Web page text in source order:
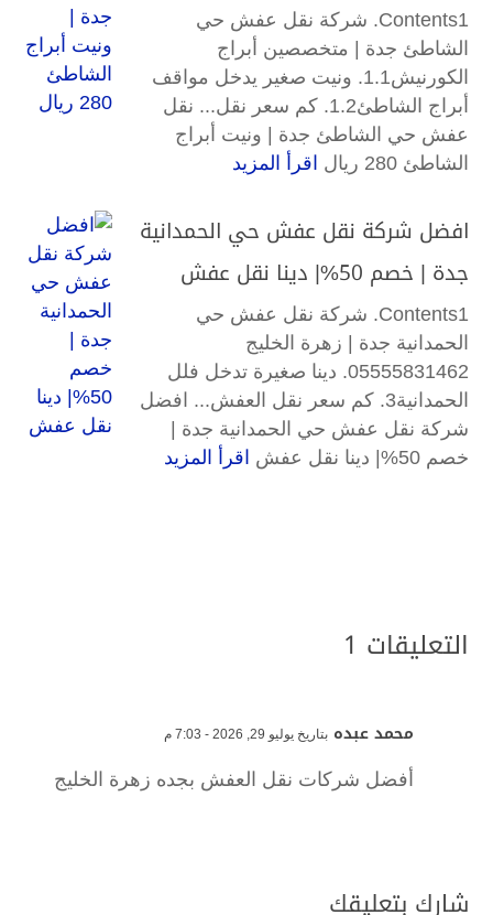
Contents1. شركة نقل عفش حي
الشاطئ جدة | متخصصين أبراج
الكورنيش1.1. ونيت صغير يدخل مواقف
أبراج الشاطئ1.2. كم سعر نقل... نقل
عفش حي الشاطئ جدة | ونيت أبراج
الشاطئ 280 ريال
اقرأ المزيد
افضل شركة نقل عفش حي الحمدانية
جدة | خصم 50%| دينا نقل عفش
Contents1. شركة نقل عفش حي
الحمدانية جدة | زهرة الخليج
05555831462. دينا صغيرة تدخل فلل
الحمدانية3. كم سعر نقل العفش... افضل
شركة نقل عفش حي الحمدانية جدة |
خصم 50%| دينا نقل عفش
اقرأ المزيد
التعليقات 1
محمد عبده بتاريخ يوليو 29, 2026 - 7:03 م
أفضل شركات نقل العفش بجده زهرة الخليج
شارك بتعليقك